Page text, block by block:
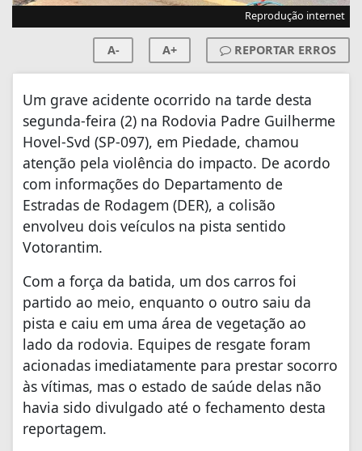
Reprodução internet
A- A+ REPORTAR ERROS
Um grave acidente ocorrido na tarde desta
segunda-feira (2) na Rodovia Padre Guilherme
Hovel-Svd (SP-097), em Piedade, chamou
atenção pela violência do impacto. De acordo
com informações do Departamento de
Estradas de Rodagem (DER), a colisão
envolveu dois veículos na pista sentido
Votorantim.
Com a força da batida, um dos carros foi
partido ao meio, enquanto o outro saiu da
pista e caiu em uma área de vegetação ao
lado da rodovia. Equipes de resgate foram
acionadas imediatamente para prestar socorro
às vítimas, mas o estado de saúde delas não
havia sido divulgado até o fechamento desta
reportagem.